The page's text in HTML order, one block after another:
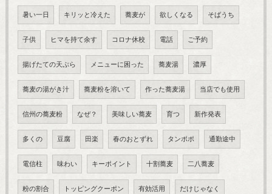
暑い一日 キリッと冷えた 蕎麦が 欲しくなる そばうち
子供 ヒマを持て余す コロナ休校 電話 ご予約
揚げたての天ぷら メニューに困った 蕎麦湯 濃厚
蕎麦の湯がき汁 蕎麦粉を溶いて 作った蕎麦湯 当店でも使用
信州の蕎麦粉 なぜ？ 美味しい蕎麦 育つ 新作発表
多くの 豆腐 田楽 春のおとずれ タンポポ 通勤途中
電信柱 味わい キーポイント 十割蕎麦 二八蕎麦
粉の割合 トッピングクーポン 有効活用 だけじゃなく